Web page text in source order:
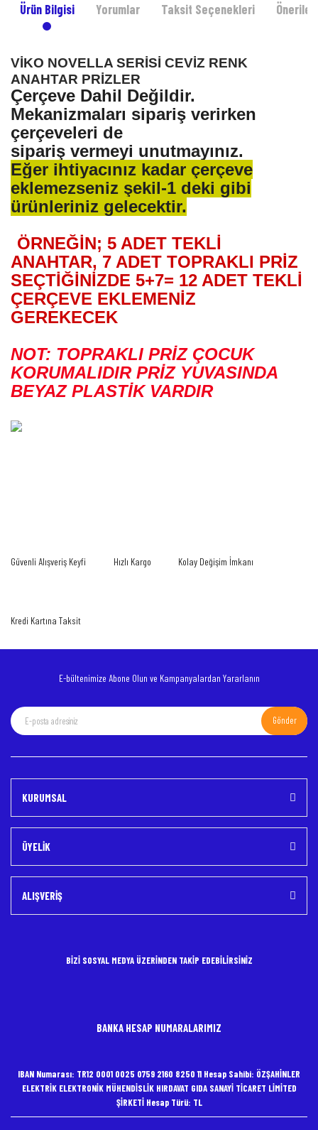
Ürün Bilgisi Yorumlar Taksit Seçenekleri
VİKO NOVELLA SERİSİ CEVİZ RENK
ANAHTAR PRİZLER
Çerçeve Dahil Değildir.
Mekanizmaları sipariş verirken
çerçeveleri de
sipariş vermeyi unutmayınız.
Eğer ihtiyacınız kadar çerçeve
eklemezseniz şekil-1 deki gibi
ürünleriniz gelecektir.
ÖRNEĞİN; 5 ADET TEKLİ
ANAHTAR, 7 ADET TOPRAKLI PRİZ
SEÇTİĞİNİZDE 5+7= 12 ADET TEKLİ
ÇERÇEVE EKLEMENİZ
GEREKECEK
NOT: TOPRAKLI PRİZ ÇOCUK
KORUMALIDIR PRİZ YUVASINDA
BEYAZ PLASTİK VARDIR
Ürün açıklamasında eksik bilgiler bulunuyor.
Güvenli Alışveriş Keyfi Hızlı Kargo Kolay Değişim İmkanı
Kredi Kartına Taksit
E-bültenimize Abone Olun ve Kampanyalardan Yararlanın
Gönder
KURUMSAL
ÜYELİK
ALIŞVERİŞ
BİZİ SOSYAL MEDYA ÜZERİNDEN TAKİP EDEBİLİRSİNİZ
BANKA HESAP NUMARALARIMIZ
IBAN Numarası: TR12 0001 0025 0759 2160 8250 11 Hesap Sahibi: ÖZŞAHİNLER
ELEKTRİK ELEKTRONİK MÜHENDİSLİK HIRDAVAT GIDA SANAYİ TİCARET LİMİTED
ŞİRKETİ Hesap Türü: TL